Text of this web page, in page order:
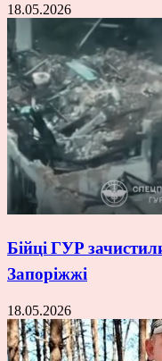
18.05.2026
Бійці ГУР
Запоріжжі
18.05.2026